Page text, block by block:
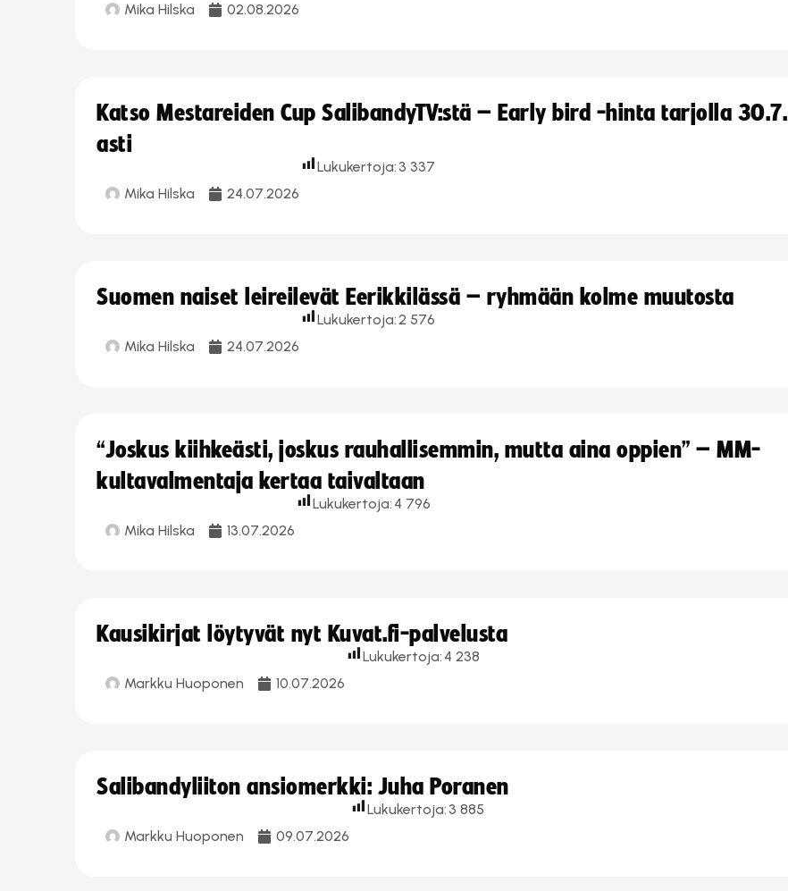
Mika Hilska 02.08.2026
Katso Mestareiden Cup SalibandyTV:stä – Early bird -hinta tarjolla 30.7.
asti
Mika Hilska 24.07.2026
Lukukertoja: 3 337
Suomen naiset leireilevät Eerikkilässä – ryhmään kolme muutosta
Mika Hilska 24.07.2026
Lukukertoja:2 576
“Joskus kiihkeästi, joskus rauhallisemmin, mutta aina oppien” – MM-
kultavalmentaja kertaa taivaltaan
Mika Hilska 13.07.2026
Lukukertoja: 4 796
Kausikirjat löytyvät nyt Kuvat.fi-palvelusta
Markku Huoponen 10.07.2026
Lukukertoja: 4 238
Salibandyliiton ansiomerkki: Juha Poranen
Markku Huoponen 09.07.2026
Lukukertoja: 3 885